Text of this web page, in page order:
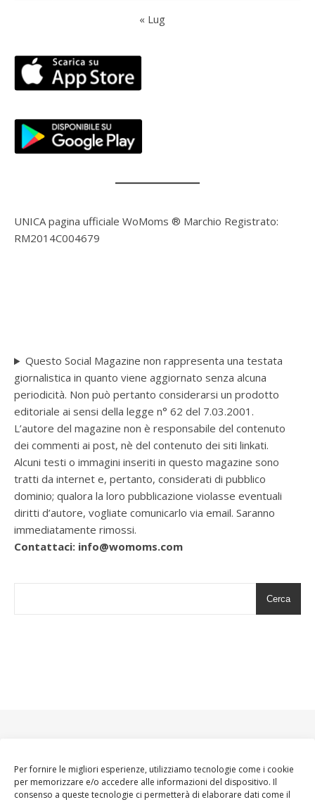
Per fornire le migliori esperienze, utilizziamo tecnologie come i cookie
per memorizzare e/o accedere alle informazioni del dispositivo. Il
consenso a queste tecnologie ci permetterà di elaborare dati come il
« Lug
UNICA pagina ufficiale WoMoms ® Marchio Registrato:
RM2014C004679
Questo Social Magazine non rappresenta una testata
giornalistica in quanto viene aggiornato senza alcuna
periodicità. Non può pertanto considerarsi un prodotto
editoriale ai sensi della legge n° 62 del 7.03.2001.
L’autore del magazine non è responsabile del contenuto
dei commenti ai post, nè del contenuto dei siti linkati.
Alcuni testi o immagini inseriti in questo magazine sono
tratti da internet e, pertanto, considerati di pubblico
dominio; qualora la loro pubblicazione violasse eventuali
diritti d’autore, vogliate comunicarlo via email. Saranno
immediatamente rimossi.
Contattaci: info@womoms.com
Cerca